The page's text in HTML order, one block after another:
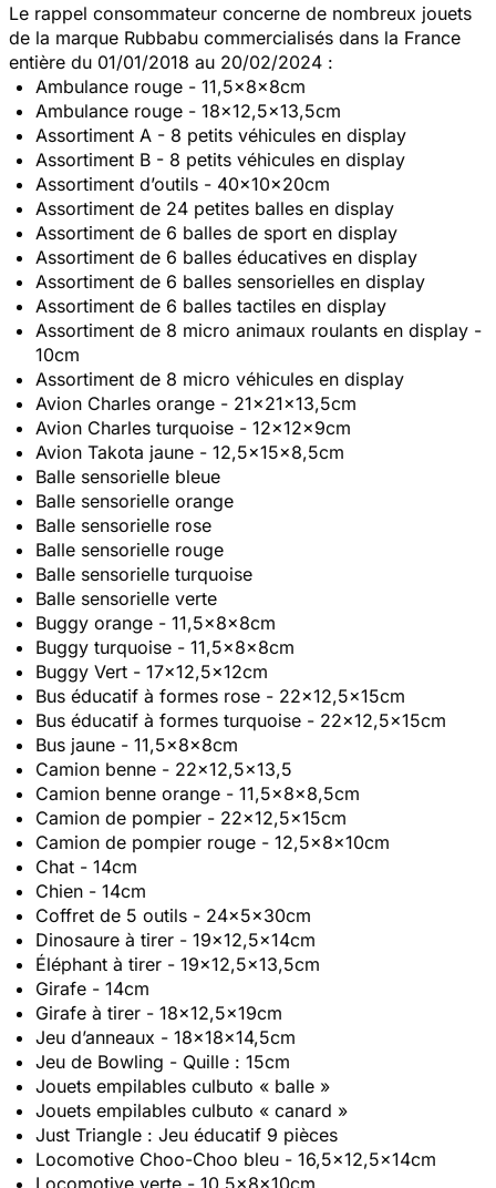
Le rappel consommateur concerne de nombreux jouets
de la marque Rubbabu commercialisés dans la France
entière du 01/01/2018 au 20/02/2024 :
Ambulance rouge - 11,5x8x8cm
Ambulance rouge - 18x12,5x13,5cm
Assortiment A - 8 petits véhicules en display
Assortiment B - 8 petits véhicules en display
Assortiment d’outils - 40x10x20cm
Assortiment de 24 petites balles en display
Assortiment de 6 balles de sport en display
Assortiment de 6 balles éducatives en display
Assortiment de 6 balles sensorielles en display
Assortiment de 6 balles tactiles en display
Assortiment de 8 micro animaux roulants en display -
10cm
Assortiment de 8 micro véhicules en display
Avion Charles orange - 21x21x13,5cm
Avion Charles turquoise - 12x12x9cm
Avion Takota jaune - 12,5x15x8,5cm
Balle sensorielle bleue
Balle sensorielle orange
Balle sensorielle rose
Balle sensorielle rouge
Balle sensorielle turquoise
Balle sensorielle verte
Buggy orange - 11,5x8x8cm
Buggy turquoise - 11,5x8x8cm
Buggy Vert - 17x12,5x12cm
Bus éducatif à formes rose - 22x12,5x15cm
Bus éducatif à formes turquoise - 22x12,5x15cm
Bus jaune - 11,5x8x8cm
Camion benne - 22x12,5x13,5
Camion benne orange - 11,5x8x8,5cm
Camion de pompier - 22x12,5x15cm
Camion de pompier rouge - 12,5x8x10cm
Chat - 14cm
Chien - 14cm
Coffret de 5 outils - 24x5x30cm
Dinosaure à tirer - 19x12,5x14cm
Éléphant à tirer - 19x12,5x13,5cm
Girafe - 14cm
Girafe à tirer - 18x12,5x19cm
Jeu d’anneaux - 18x18x14,5cm
Jeu de Bowling - Quille : 15cm
Jouets empilables culbuto « balle »
Jouets empilables culbuto « canard »
Just Triangle : Jeu éducatif 9 pièces
Locomotive Choo-Choo bleu - 16,5x12,5x14cm
Locomotive verte - 10,5x8x10cm